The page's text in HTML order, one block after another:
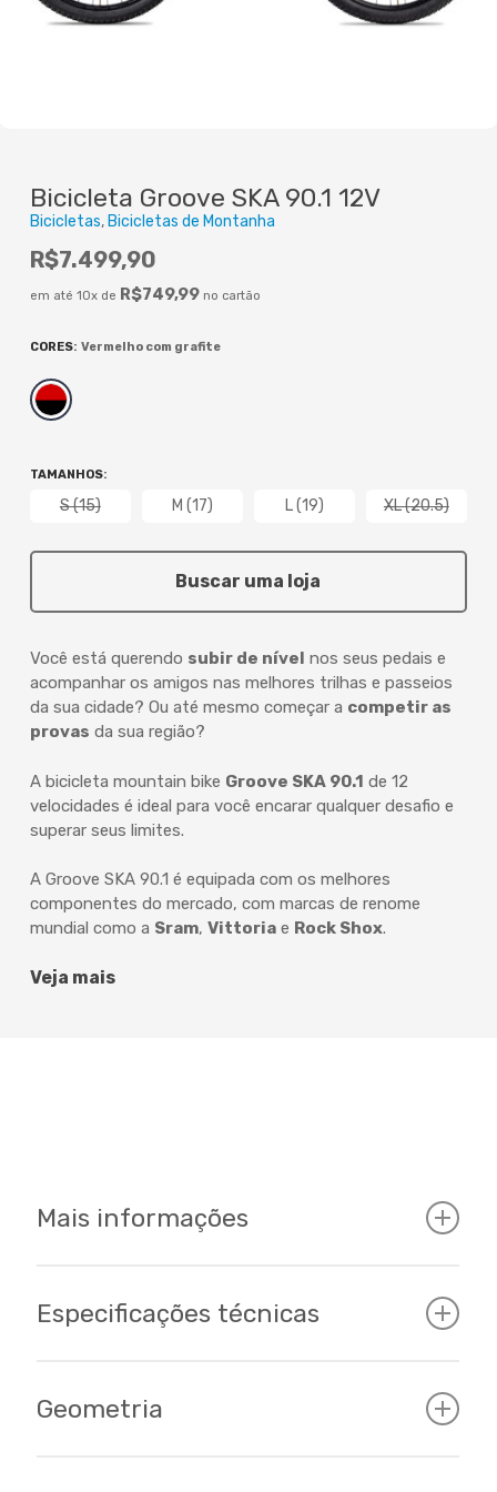
Bicicleta Groove SKA 90.1 12V
em até 10x de R$749,99 no cartão
R$7.499,90
Você está querendo subir de nível nos seus pedais e
acompanhar os amigos nas melhores trilhas e passeios
da sua cidade? Ou até mesmo começar a competir as
provas da sua região?
A bicicleta mountain bike Groove SKA 90.1 de 12
velocidades é ideal para você encarar qualquer desafio e
superar seus limites.
A Groove SKA 90.1 é equipada com os melhores
componentes do mercado, com marcas de renome
mundial como a Sram, Vittoriae Rock Shox.
CORES: Vermelho com grafite
TAMANHOS:
S (15) M (17) L (19) XL (20.5)
Buscar uma loja
Veja mais
Bicicletas Bicicletas de Montanha
Mais informações
Especificações técnicas
Geometria